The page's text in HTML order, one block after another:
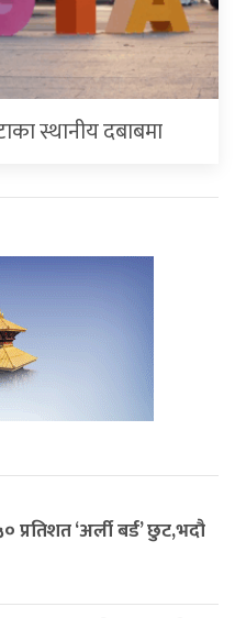
स्थानीय दबाबमा
‘अर्ली बर्ड’ छुट,भदौ